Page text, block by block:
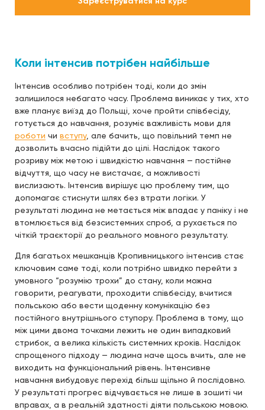
Коли інтенсив потрібен найбільше
Інтенсив особливо потрібен тоді, коли до змін
залишилося небагато часу. Проблема виникає у тих, хто
вже планує виїзд до Польщі, хоче пройти співбесіду,
готується до навчання, розуміє важливість мови для
роботи чи вступу, але бачить, що повільний темп не
дозволить вчасно підійти до цілі. Наслідок такого
розриву між метою і швидкістю навчання — постійне
відчуття, що часу не вистачає, а можливості
вислизають. Інтенсив вирішує цю проблему тим, що
допомагає стиснути шлях без втрати логіки. У
результаті людина не метається між впадає у паніку і не
втомлюється від безсистемних спроб, а рухається по
чіткій траєкторії до реального мовного результату.
Для багатьох мешканців Кропивницького інтенсив стає
ключовим саме тоді, коли потрібно швидко перейти з
умовного “розумію трохи” до стану, коли можна
говорити, реагувати, проходити співбесіду, вчитися
польською або вести щоденну комунікацію без
постійного внутрішнього ступору. Проблема в тому, що
між цими двома точками лежить не один випадковий
стрибок, а велика кількість системних кроків. Наслідок
спрощеного підходу — людина наче щось вчить, але не
виходить на функціональний рівень. Інтенсивне
навчання вибудовує перехід більш щільно й послідовно.
У результаті прогрес відчувається не лише в зошиті чи
вправах, а в реальній здатності діяти польською мовою.